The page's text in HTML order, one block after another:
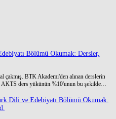
Bölümü Okumak: Dersler,
çakmış. BTK Akademi'den alınan derslerin
AKTS ders yükünün %10'unun bu şekilde…
Dili ve Edebiyatı Bölümü Okumak: